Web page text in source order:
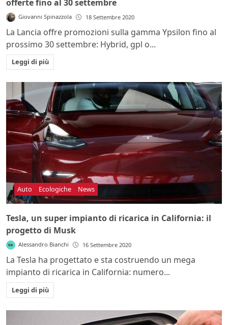
offerte fino al 30 settembre
Giovanni Spinazzola 18 Settembre 2020
La Lancia offre promozioni sulla gamma Ypsilon fino al
prossimo 30 settembre: Hybrid, gpl o...
Leggi di più
Auto Ecologiche News
Tesla, un super impianto di ricarica in California: il
progetto di Musk
Alessandro Bianchi 16 Settembre 2020
La Tesla ha progettato e sta costruendo un mega
impianto di ricarica in California: numero...
Leggi di più